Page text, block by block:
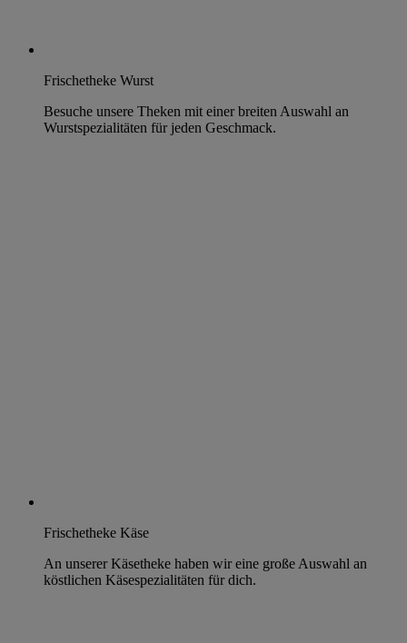
Frischetheke Wurst
Besuche unsere Theken mit einer breiten Auswahl an
Wurstspezialitäten für jeden Geschmack.
Frischetheke Käse
An unserer Käsetheke haben wir eine große Auswahl an
köstlichen Käsespezialitäten für dich.